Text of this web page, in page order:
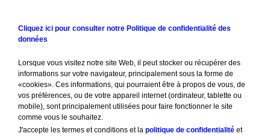
Cliquez ici pour consulter notre Politique de confidentialité des
données
Lorsque vous visitez notre site Web, il peut stocker ou récupérer des
informations sur votre navigateur, principalement sous la forme de
«cookies». Ces informations, qui pourraient être à propos de vous, de
vos préférences, ou de votre appareil internet (ordinateur, tablette ou
mobile), sont principalement utilisées pour faire fonctionner le site
comme vous le souhaitez.
J'accepte les termes et conditions et lapolitique de confidentialité et